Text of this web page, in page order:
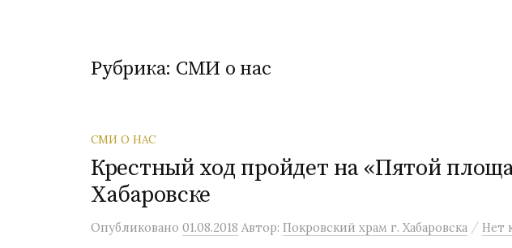
Рубрика: СМИ о нас
СМИ О НАС
Крестный ход пройдет на «Пятой
Хабаровске
Опубликовано 01.08.2018 Автор: Покровский храм г. Хабаровска / Нет